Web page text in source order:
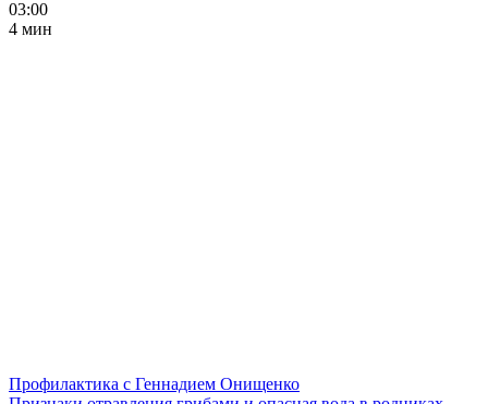
03:00
4 мин
Профилактика с Геннадием Онищенко